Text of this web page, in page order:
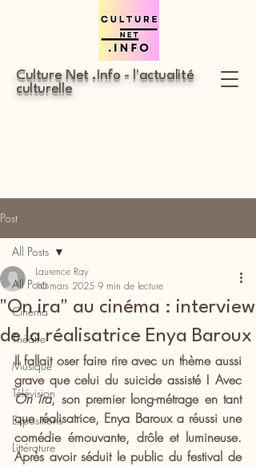
Culture Net .Info - l'actualité
culturelle
Post
All Posts
Cinéma
Théâtre
Musique
Télévision
Expositions
Littérature
All Posts
"On ira" au cinéma : interview
de la réalisatrice Enya Baroux
Laurence Ray
10 mars 2025 9 min de lecture
Il fallait oser faire rire avec un thème aussi
On ira, son premier long-métrage en tant
que réalisatrice, Enya Baroux a réussi une
comédie émouvante, drôle et lumineuse.
Après avoir séduit le public du festival de